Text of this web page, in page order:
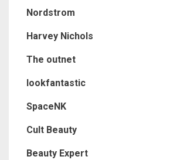
Nordstrom
Harvey Nichols
The outnet
lookfantastic
SpaceNK
Cult Beauty
Beauty Expert